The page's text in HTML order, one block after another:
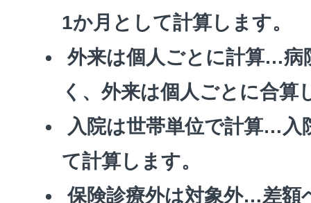
1か月として計算します。
外来は個人ごとに計算…病
く、外来は個人ごとに合算
入院は世帯単位で計算…入
て計算します。
保険診療外は対象外…差額